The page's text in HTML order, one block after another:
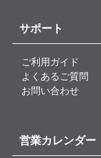
サポート
ご利用ガイド
よくあるご質問
お問い合わせ
営業カレンダー